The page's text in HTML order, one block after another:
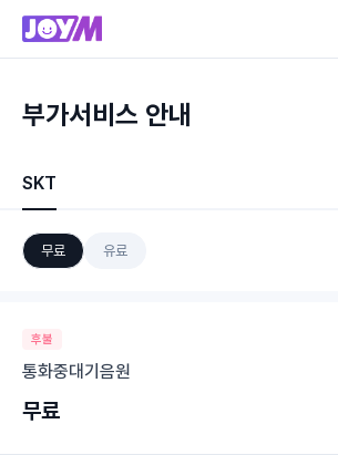
부가서비스 안내
SKT
무료 유료
후불
통화중대기음원
무료